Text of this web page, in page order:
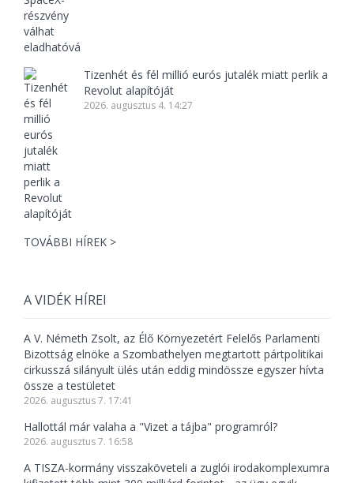
Tizenhét és fél millió eurós jutalék miatt perlik a
Revolut alapítóját
2026. augusztus 4. 14:27
TOVÁBBI HÍREK >
A VIDÉK HÍREI
A V. Németh Zsolt, az Élő Környezetért Felelős Parlamenti
Bizottság elnöke a Szombathelyen megtartott pártpolitikai
cirkusszá silányult ülés után eddig mindössze egyszer hívta
össze a testületet
2026. augusztus 7. 17:41
Hallottál már valaha a "Vizet a tájba" programról?
2026. augusztus 7. 16:58
A TISZA-kormány visszaköveteli a zuglói irodakomplexumra